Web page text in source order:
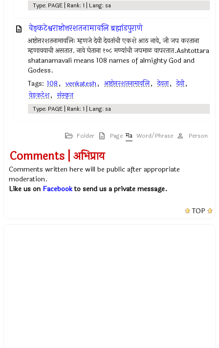
Type: PAGE | Rank: 1 | Lang: sa
वेङ्कटेश्वराष्टोत्तरशतनामावलि ब्रह्मांडपुराणे
अष्टोत्तरशतनामावलिः म्हणजे देवी देवतांची एकशे आठ नावे, जी जप करताना
म्हणावयाची असतात. नावे घेताना १०८ मण्यांची जपमाळ वापरतात.Ashtottara
shatanamavali means 108 names of almighty God and
Godess.
Tags: 108, venkatesh, अष्टोत्तरशतनामावलि, देवता, देवी,
वेङ्कटेश, संस्कृत
Type: PAGE | Rank: 1 | Lang: sa
Folder Page Word/Phrase Person
Comments | अभिप्राय
Comments written here will be public after appropriate
moderation.
Like us on Facebookto send us a private message.
TOP